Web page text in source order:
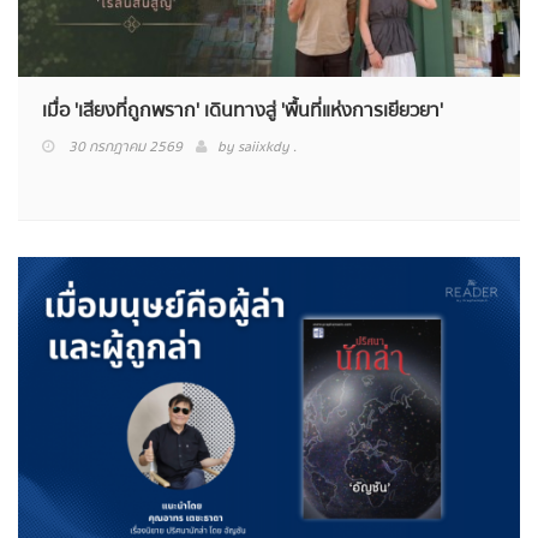
เมื่อ 'เสียงที่ถูกพราก' เดินทางสู่ 'พื้นที่แห่งการเยียวยา'
30 กรกฎาคม 2569 by saiixkdy .